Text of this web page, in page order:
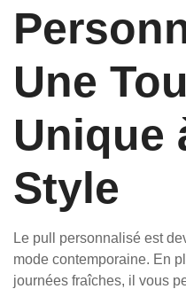
Une
Unique
Style
Le pull personnalisé est
mode contemporaine. En
journées fraîches, il vous